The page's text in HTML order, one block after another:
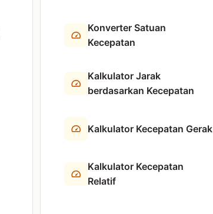
Konverter Satuan
Kecepatan
Kalkulator Jarak
berdasarkan Kecepatan
Kalkulator Kecepatan Gerak
Kalkulator Kecepatan
Relatif